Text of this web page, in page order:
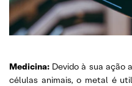
Medicina: Devido à sua ação
células animais, o metal é